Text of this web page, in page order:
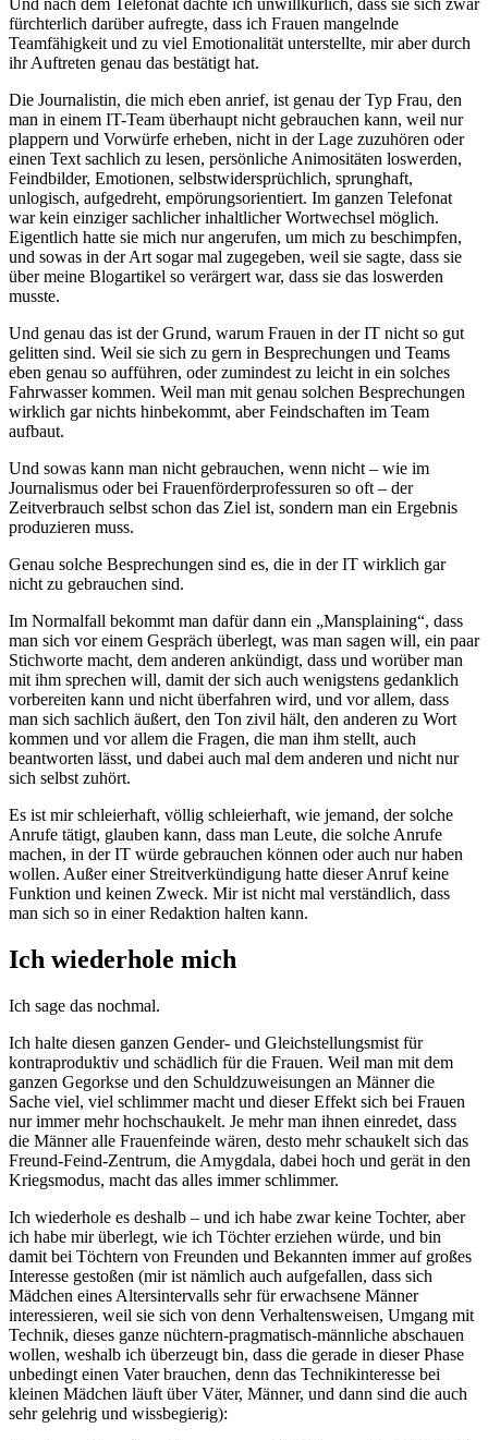
Und nach dem Telefonat dachte ich unwillkürlich, dass sie sich zwar
fürchterlich darüber aufregte, dass ich Frauen mangelnde
Teamfähigkeit und zu viel Emotionalität unterstellte, mir aber durch
ihr Auftreten genau das bestätigt hat.
Die Journalistin, die mich eben anrief, ist genau der Typ Frau, den
man in einem IT-Team überhaupt nicht gebrauchen kann, weil nur
plappern und Vorwürfe erheben, nicht in der Lage zuzuhören oder
einen Text sachlich zu lesen, persönliche Animositäten loswerden,
Feindbilder, Emotionen, selbstwidersprüchlich, sprunghaft,
unlogisch, aufgedreht, empörungsorientiert. Im ganzen Telefonat
war kein einziger sachlicher inhaltlicher Wortwechsel möglich.
Eigentlich hatte sie mich nur angerufen, um mich zu beschimpfen,
und sowas in der Art sogar mal zugegeben, weil sie sagte, dass sie
über meine Blogartikel so verärgert war, dass sie das loswerden
musste.
Und genau das ist der Grund, warum Frauen in der IT nicht so gut
gelitten sind. Weil sie sich zu gern in Besprechungen und Teams
eben genau so aufführen, oder zumindest zu leicht in ein solches
Fahrwasser kommen. Weil man mit genau solchen Besprechungen
wirklich gar nichts hinbekommt, aber Feindschaften im Team
aufbaut.
Und sowas kann man nicht gebrauchen, wenn nicht – wie im
Journalismus oder bei Frauenförderprofessuren so oft – der
Zeitverbrauch selbst schon das Ziel ist, sondern man ein Ergebnis
produzieren muss.
Genau solche Besprechungen sind es, die in der IT wirklich gar
nicht zu gebrauchen sind.
Im Normalfall bekommt man dafür dann ein „Mansplaining“, dass
man sich vor einem Gespräch überlegt, was man sagen will, ein paar
Stichworte macht, dem anderen ankündigt, dass und worüber man
mit ihm sprechen will, damit der sich auch wenigstens gedanklich
vorbereiten kann und nicht überfahren wird, und vor allem, dass
man sich sachlich äußert, den Ton zivil hält, den anderen zu Wort
kommen und vor allem die Fragen, die man ihm stellt, auch
beantworten lässt, und dabei auch mal dem anderen und nicht nur
sich selbst zuhört.
Es ist mir schleierhaft, völlig schleierhaft, wie jemand, der solche
Anrufe tätigt, glauben kann, dass man Leute, die solche Anrufe
machen, in der IT würde gebrauchen können oder auch nur haben
wollen. Außer einer Streitverkündigung hatte dieser Anruf keine
Funktion und keinen Zweck. Mir ist nicht mal verständlich, dass
man sich so in einer Redaktion halten kann.
Ich wiederhole mich
Ich sage das nochmal.
Ich halte diesen ganzen Gender- und Gleichstellungsmist für
kontraproduktiv und schädlich für die Frauen. Weil man mit dem
ganzen Gegorkse und den Schuldzuweisungen an Männer die
Sache viel, viel schlimmer macht und dieser Effekt sich bei Frauen
nur immer mehr hochschaukelt. Je mehr man ihnen einredet, dass
die Männer alle Frauenfeinde wären, desto mehr schaukelt sich das
Freund-Feind-Zentrum, die Amygdala, dabei hoch und gerät in den
Kriegsmodus, macht das alles immer schlimmer.
Ich wiederhole es deshalb – und ich habe zwar keine Tochter, aber
ich habe mir überlegt, wie ich Töchter erziehen würde, und bin
damit bei Töchtern von Freunden und Bekannten immer auf großes
Interesse gestoßen (mir ist nämlich auch aufgefallen, dass sich
Mädchen eines Altersintervalls sehr für erwachsene Männer
interessieren, weil sie sich von denn Verhaltensweisen, Umgang mit
Technik, dieses ganze nüchtern-pragmatisch-männliche abschauen
wollen, weshalb ich überzeugt bin, dass die gerade in dieser Phase
unbedingt einen Vater brauchen, denn das Technikinteresse bei
kleinen Mädchen läuft über Väter, Männer, und dann sind die auch
sehr gelehrig und wissbegierig):